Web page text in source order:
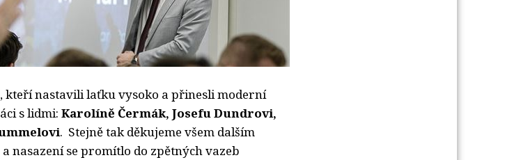
kteří nastavili laťku vysoko a přinesli moderní
s lidmi: Karolíně Čermák, Josefu Dundrovi,
. Stejně tak děkujeme všem dalším
nasazení se promítlo do zpětných vazeb